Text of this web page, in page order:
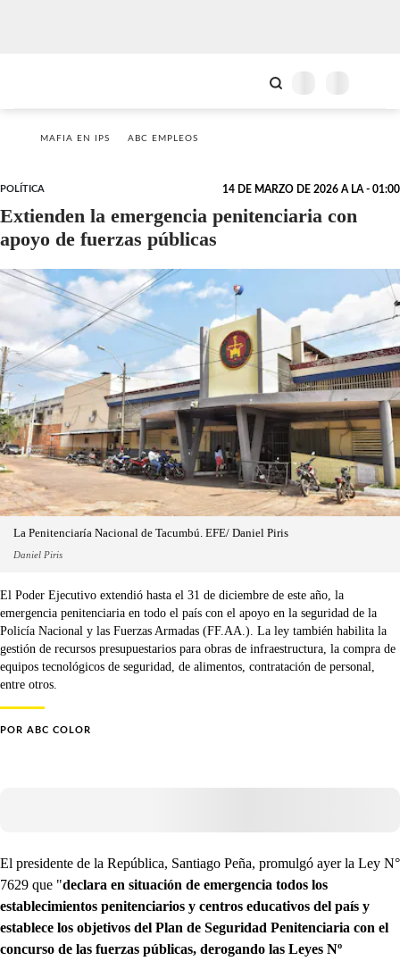
MAFIA EN IPS ABC EMPLEOS
POLÍTICA 14 DE MARZO DE 2026 A LA - 01:00
Extienden la emergencia penitenciaria con
apoyo de fuerzas públicas
La Penitenciaría Nacional de Tacumbú. EFE/ Daniel Piris
Daniel Piris
El Poder Ejecutivo extendió hasta el 31 de diciembre de este año, la
emergencia penitenciaria en todo el país con el apoyo en la seguridad de la
Policía Nacional y las Fuerzas Armadas (FF.AA.). La ley también habilita la
gestión de recursos presupuestarios para obras de infraestructura, la compra de
equipos tecnológicos de seguridad, de alimentos, contratación de personal,
entre otros.
POR ABC COLOR
El presidente de la República, Santiago Peña, promulgó ayer la Ley N°
7629 que "declara en situación de emergencia todos los
establecimientos penitenciarios y centros educativos del país y
establece los objetivos del Plan de Seguridad Penitenciaria con el
concurso de las fuerzas públicas, derogando las Leyes Nº